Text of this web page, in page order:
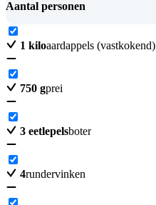
Aantal personen
1 kiloaardappels (vastkokend)
750 gprei
3 eetlepelsboter
4rundervinken